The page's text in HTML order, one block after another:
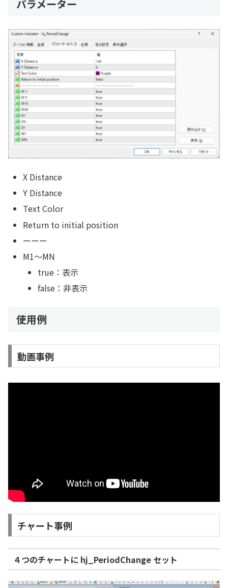
パラメーター
X Distance
Y Distance
Text Color
Return to initial position
ーーー
M1～MN
true：表示
false：非表示
使用例
動画事例
チャート事例
４つのチャートに hj_PeriodChange セット